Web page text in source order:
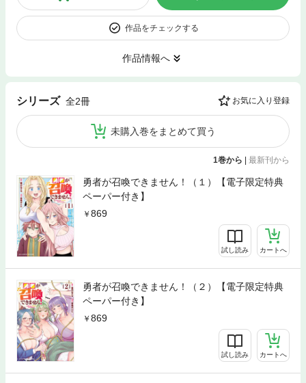
作品をチェックする
作品情報へ
シリーズ 全2冊 お気に入り登録
未購入巻をまとめて買う
1巻から | 最新刊から
勇者が召喚できません！（１）【電子限定特典
ペーパー付き】
869
試し読み カートへ
勇者が召喚できません！（２）【電子限定特典
ペーパー付き】
869
試し読み カートへ